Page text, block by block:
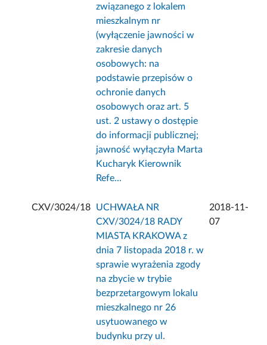
związanego z lokalem
mieszkalnym nr
(wyłączenie jawności w
zakresie danych
osobowych: na
podstawie przepisów o
ochronie danych
osobowych oraz art. 5
ust. 2 ustawy o dostępie
do informacji publicznej;
jawność wyłączyła Marta
Kucharyk Kierownik
Refe...
CXV/3024/18
UCHWAŁA NR
CXV/3024/18 RADY
MIASTA KRAKOWA z
dnia 7 listopada 2018 r. w
sprawie wyrażenia zgody
na zbycie w trybie
bezprzetargowym lokalu
mieszkalnego nr 26
usytuowanego w
budynku przy ul.
2018-11-
07